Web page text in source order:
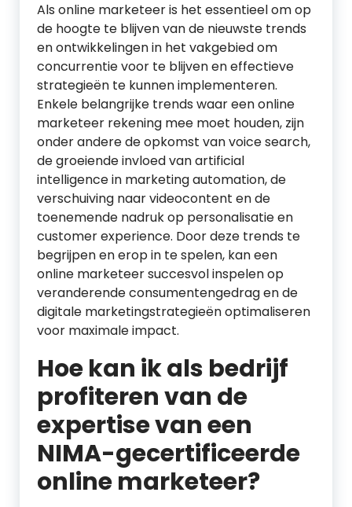
Als online marketeer is het essentieel om op
de hoogte te blijven van de nieuwste trends
en ontwikkelingen in het vakgebied om
concurrentie voor te blijven en effectieve
strategieën te kunnen implementeren.
Enkele belangrijke trends waar een online
marketeer rekening mee moet houden, zijn
onder andere de opkomst van voice search,
de groeiende invloed van artificial
intelligence in marketing automation, de
verschuiving naar videocontent en de
toenemende nadruk op personalisatie en
customer experience. Door deze trends te
begrijpen en erop in te spelen, kan een
online marketeer succesvol inspelen op
veranderende consumentengedrag en de
digitale marketingstrategieën optimaliseren
voor maximale impact.
Hoe kan ik als bedrijf
profiteren van de
expertise van een
NIMA-gecertificeerde
online marketeer?